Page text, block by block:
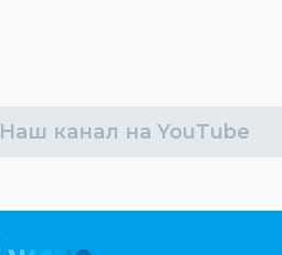
Наш канал на YouTube